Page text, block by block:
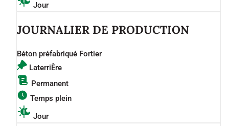
Jour
JOURNALIER DE PRODUCTION
Béton préfabriqué Fortier
LaterriÈre
Permanent
Temps plein
Jour